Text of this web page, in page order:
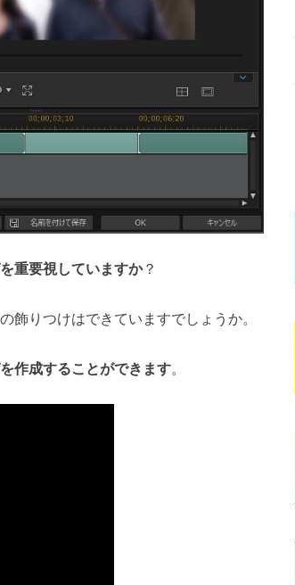
重要視していますか？
飾りつけはできていますでしょうか。
作成することができます。